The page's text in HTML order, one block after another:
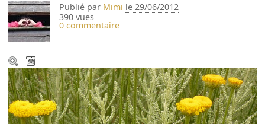
Publié par Mimi le 29/06/2012
390 vues
0 commentaire